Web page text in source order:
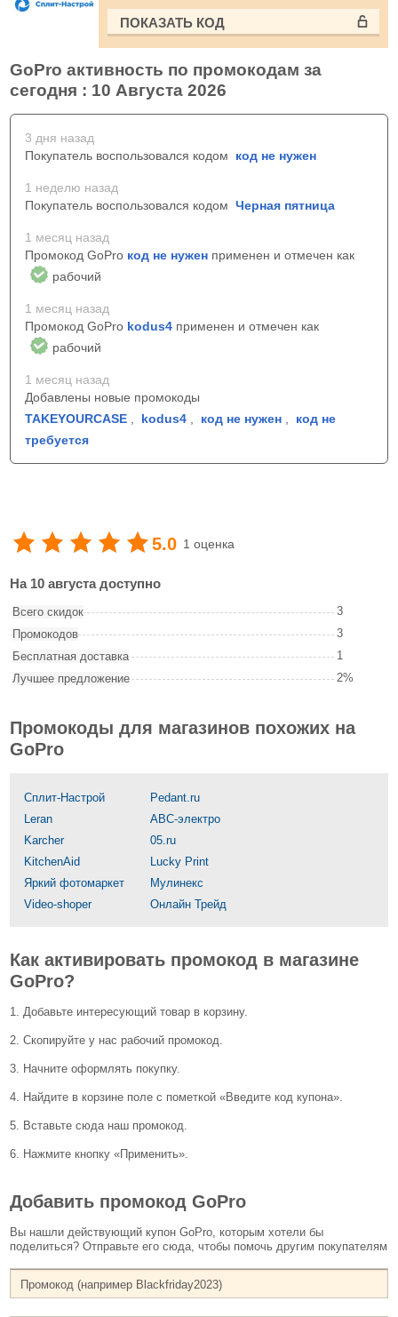
ПОКАЗАТЬ КОД
GoPro активность по промокодам за
сегодня : 10 Августа 2026
3 дня назад
Покупатель воспользовался кодом код не нужен
1 неделю назад
Покупатель воспользовался кодом Черная пятница
1 месяц назад
Промокод GoPro код не нужен применен и отмечен как
рабочий
1 месяц назад
Промокод GoPro kodus4 применен и отмечен как
рабочий
1 месяц назад
Добавлены новые промокоды
TAKEYOURCASE
kodus4 код не нужен
код не
требуется
5.0 1 оценка
На 10 августа доступно
Всего скидок
3
Промокодов
3
Бесплатная доставка
1
Лучшее предложение
2%
Промокоды для магазинов похожих на
GoPro
Сплит-Настрой
Pedant.ru
Leran
АВС-электро
Karcher
05.ru
KitchenAid
Lucky Print
Яркий фотомаркет
Мулинекс
Video-shoper
Онлайн Трейд
Как активировать промокод в магазине
GoPro?
1. Добавьте интересующий товар в корзину.
2. Скопируйте у нас рабочий промокод.
3. Начните оформлять покупку.
4. Найдите в корзине поле с пометкой «Введите код купона».
5. Вставьте сюда наш промокод.
6. Нажмите кнопку «Применить».
Добавить промокод GoPro
Вы нашли действующий купон GoPro, которым хотели бы
поделиться? Отправьте его сюда, чтобы помочь другим покупателям